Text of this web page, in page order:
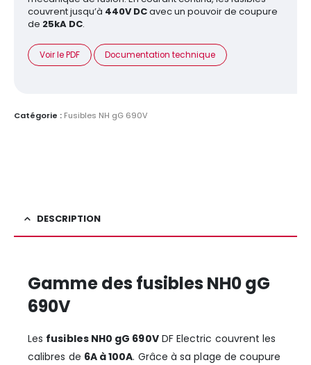
couvrent jusqu’à 440V DCavec un pouvoir de coupure
de 25kA DC.
Voir le PDF Documentation technique
Catégorie : Fusibles NH gG 690V
DESCRIPTION
Gamme des fusibles NH0 gG
690V
Les fusibles NH0 gG 690VDF Electric couvrent les
calibres de 6A à 100A. Grâce à sa plage de coupure